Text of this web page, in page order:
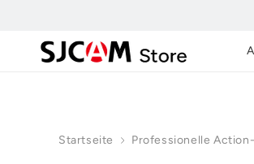
Startseite Professionelle